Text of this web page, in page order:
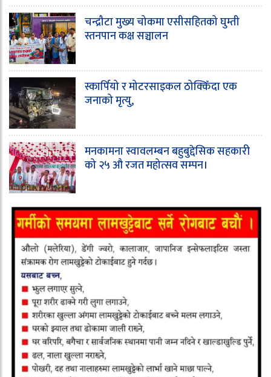
चन्द्रौटा मुख्य चोकमा एसीसहितको घुम्ती
स्तनपान कक्ष सञ्चालन
स्कार्पियो र मोटरसाइकल ठोक्किँदा एक
जनाको मृत्यु,
मनकामना स्वावलम्बन बहुबुद्देसिक सहकारी
को २५ औ रजत महोत्सव सम्पन।